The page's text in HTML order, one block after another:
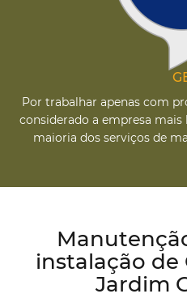
Por trabalhar apenas com
considerado a empresa
maioria dos serviços de
instalação de
Jardim